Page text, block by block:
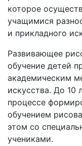
которое
учащимися
и прикладного
Развивающее
обучение детей
академическим
искусства. До 10
процессе
обучением
этом со
учениками.